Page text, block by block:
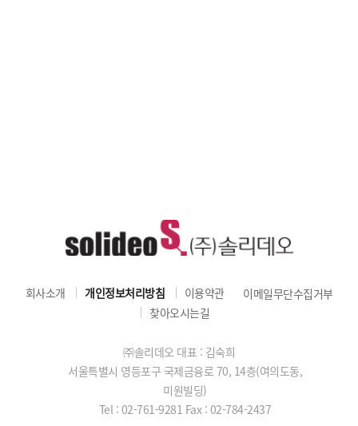
회사소개 개인정보처리방침 이용약관
이메일무단수집거부
찾아오시는길
㈜솔리데오 대표 : 김숙희
서울특별시 영등포구 국제금융로 70, 14층(여의도동,
미원빌딩)
Tel : 02-761-9281 Fax : 02-784-2437